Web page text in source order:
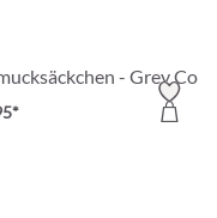
- Grey